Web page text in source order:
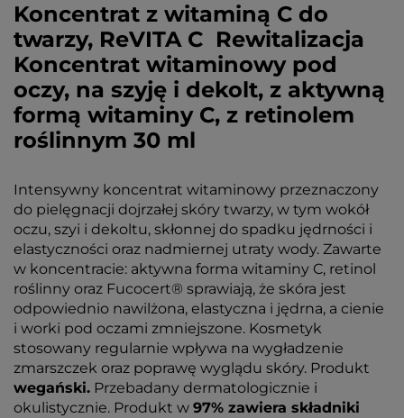
Koncentrat z witaminą C do
twarzy, ReVITA C Rewitalizacja
Koncentrat witaminowy pod
oczy, na szyję i dekolt, z aktywną
formą witaminy C, z retinolem
roślinnym 30 ml
Intensywny koncentrat witaminowy przeznaczony
do pielęgnacji dojrzałej skóry twarzy, w tym wokół
oczu, szyi i dekoltu, skłonnej do spadku jędrności i
elastyczności oraz nadmiernej utraty wody. Zawarte
w koncentracie: aktywna forma witaminy C, retinol
roślinny oraz Fucocert® sprawiają, że skóra jest
odpowiednio nawilżona, elastyczna i jędrna, a cienie
i worki pod oczami zmniejszone. Kosmetyk
stosowany regularnie wpływa na wygładzenie
zmarszczek oraz poprawę wyglądu skóry. Produkt
wegański. Przebadany dermatologicznie i
okulistycznie. Produkt w 97% zawiera składniki